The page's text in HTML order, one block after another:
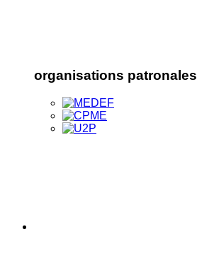
organisations patronales